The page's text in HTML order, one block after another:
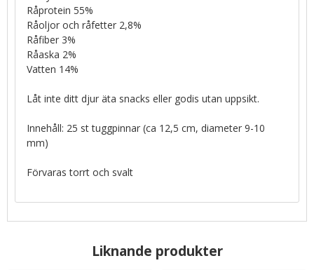
Råprotein 55%
Råoljor och råfetter 2,8%
Råfiber 3%
Råaska 2%
Vatten 14%
Låt inte ditt djur äta snacks eller godis utan uppsikt.
Innehåll: 25 st tuggpinnar (ca 12,5 cm, diameter 9-10
mm)
Förvaras torrt och svalt
Liknande produkter